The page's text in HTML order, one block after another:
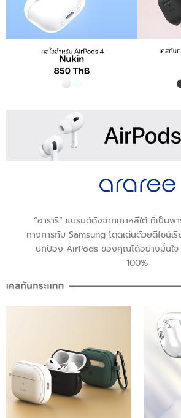
“อารารี” แบรนด์ดังจากเกาหลีใต้ ที่เป็นพ
ทางการกับ Samsung โดดเด่นด้วยดีไซน์เ
ปกป้อง AirPods ของคุณได้อย่างมั่นใ
100%